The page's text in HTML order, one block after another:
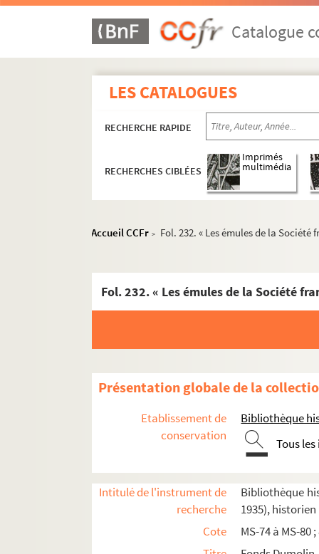
Catalogue
LES CATALOGUES
RECHERCHE RAPIDE
RECHERCHES CIBLÉES
Imprimés
multimédia
Accueil CCFr > Fol. 232. « Les émules de la
Fol. 232. « Les émules de la Société
Présentation globale de la
Etablissement de
conservation
Bibliothèque
Tous
Intitulé de l'instrument de
recherche
Bibliothèque
1935), historien
Cote
MS-74 à MS-80